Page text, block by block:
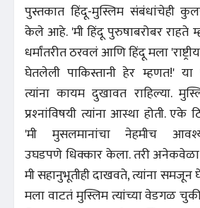
पुस्तकात हिंदू-मुस्लिम संबंधांचेही
केले आहे. 'मी हिंदू पुरुषाबरोबर राहते
धर्मांतरीत ठरवलं आणि हिंदू मला
घेतलेली पाकिस्तानी हेर म्हणत!' या
त्यांना कायम दुखावत राहिल्या.
प्रश्‍नांविषयी त्यांना आस्था होती. एके
'मी मुसलमानांचा नेहमीच
उघडपणे धिक्कार केला. तरी अनेकवेळा
मी सहानुभूतीही दाखवते, त्यांना समजून
मला वाटतं मुस्लिम त्यांच्या वेडगळ